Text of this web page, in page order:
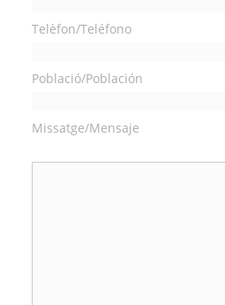
Telèfon/Teléfono
Població/Población
Missatge/Mensaje